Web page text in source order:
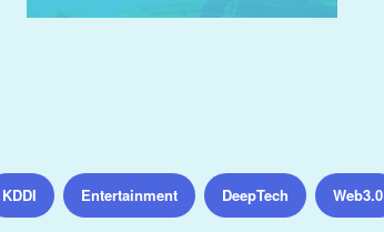
KDDI Entertainment DeepTech Web3.0